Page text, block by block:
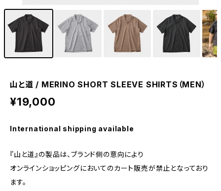
山と道 / MERINO SHORT SLEEVE SHIRTS（MEN）
¥19,000
International shipping available
『山と道』の製品は、ブランド側の意向により
オンラインショッピングにおいてのカート販売が禁止となっており
ます。